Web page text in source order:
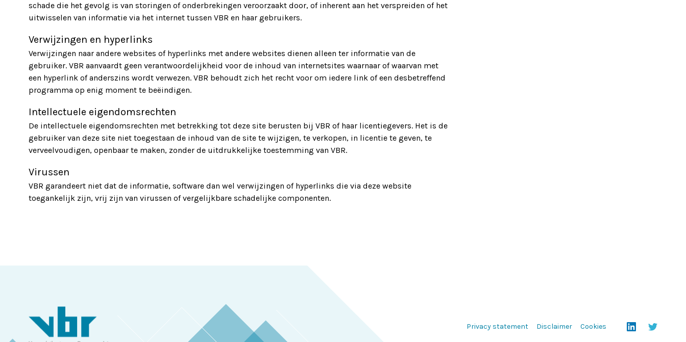
schade die het gevolg is van storingen of onderbrekingen veroorzaakt door, of inherent aan het verspreiden of het
uitwisselen van informatie via het internet tussen VBR en haar gebruikers.
Verwijzingen en hyperlinks
Verwijzingen naar andere websites of hyperlinks met andere websites dienen alleen ter informatie van de
gebruiker. VBR aanvaardt geen verantwoordelijkheid voor de inhoud van internetsites waarnaar of waarvan met
een hyperlink of anderszins wordt verwezen. VBR behoudt zich het recht voor om iedere link of een desbetreffend
programma op enig moment te beëindigen.
Intellectuele eigendomsrechten
De intellectuele eigendomsrechten met betrekking tot deze site berusten bij VBR of haar licentiegevers. Het is de
gebruiker van deze site niet toegestaan de inhoud van de site te wijzigen, te verkopen, in licentie te geven, te
verveelvoudigen, openbaar te maken, zonder de uitdrukkelijke toestemming van VBR.
Virussen
VBR garandeert niet dat de informatie, software dan wel verwijzingen of hyperlinks die via deze website
toegankelijk zijn, vrij zijn van virussen of vergelijkbare schadelijke componenten.
Privacy statement Disclaimer Cookies